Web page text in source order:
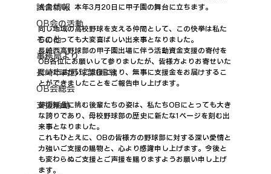
試合情報
OB会の活動
その他
事務局より
長崎市内野球部OB戦
OB会総会
支援活動
を果たし、本年3月20日に甲子園の舞台に立ちます。
同じ地域の高校野球を支える仲間として、この快挙は私た
ちにとっても大変喜ばしい出来事となりました。
長崎西高野球部の甲子園出場に伴う活動資金支援の寄付を
OB各位にお願いして参りましたが、皆様方よりお寄せいた
だいた温かいご支援により、無事に支援金をお届けするこ
とができましたことをご報告申し上げます。
夢の舞台に挑む後輩たちの姿は、私たちOBにとっても大き
な誇りであり、母校野球部の歴史に新たな1ページを刻む出
来事となりました。
これもひとえに、OBの皆様方の野球部に対する深い愛情と
力強いご支援の賜物と、心より感謝申し上げます。今後と
も変わらぬご支援とご声援を賜りますようお願い申し上げ
ます。